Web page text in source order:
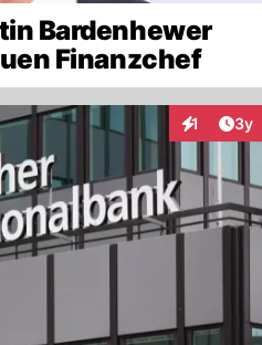
Bardenhewer
Finanzchef
1 3y